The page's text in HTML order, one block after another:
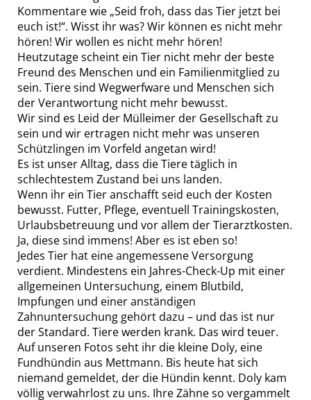
Kommentare wie „Seid froh, dass das Tier jetzt bei
euch ist!“. Wisst ihr was? Wir können es nicht mehr
hören! Wir wollen es nicht mehr hören!
Heutzutage scheint ein Tier nicht mehr der beste
Freund des Menschen und ein Familienmitglied zu
sein. Tiere sind Wegwerfware und Menschen sich
der Verantwortung nicht mehr bewusst.
Wir sind es Leid der Mülleimer der Gesellschaft zu
sein und wir ertragen nicht mehr was unseren
Schützlingen im Vorfeld angetan wird!
Es ist unser Alltag, dass die Tiere täglich in
schlechtestem Zustand bei uns landen.
Wenn ihr ein Tier anschafft seid euch der Kosten
bewusst. Futter, Pflege, eventuell Trainingskosten,
Urlaubsbetreuung und vor allem der Tierarztkosten.
Ja, diese sind immens! Aber es ist eben so!
Jedes Tier hat eine angemessene Versorgung
verdient. Mindestens ein Jahres-Check-Up mit einer
allgemeinen Untersuchung, einem Blutbild,
Impfungen und einer anständigen
Zahnuntersuchung gehört dazu – und das ist nur
der Standard. Tiere werden krank. Das wird teuer.
Auf unseren Fotos seht ihr die kleine Doly, eine
Fundhündin aus Mettmann. Bis heute hat sich
niemand gemeldet, der die Hündin kennt. Doly kam
völlig verwahrlost zu uns. Ihre Zähne so vergammelt